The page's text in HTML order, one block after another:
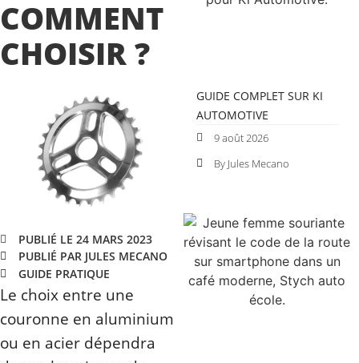
COMMENT
CHOISIR ?
PUBLIÉ LE 24 MARS 2023
PUBLIÉ PAR JULES MECANO
GUIDE PRATIQUE
Le choix entre une
couronne en aluminium
ou en acier dépendra
GUIDE COMPLET SUR KI
AUTOMOTIVE
9 août 2026
By Jules Mecano